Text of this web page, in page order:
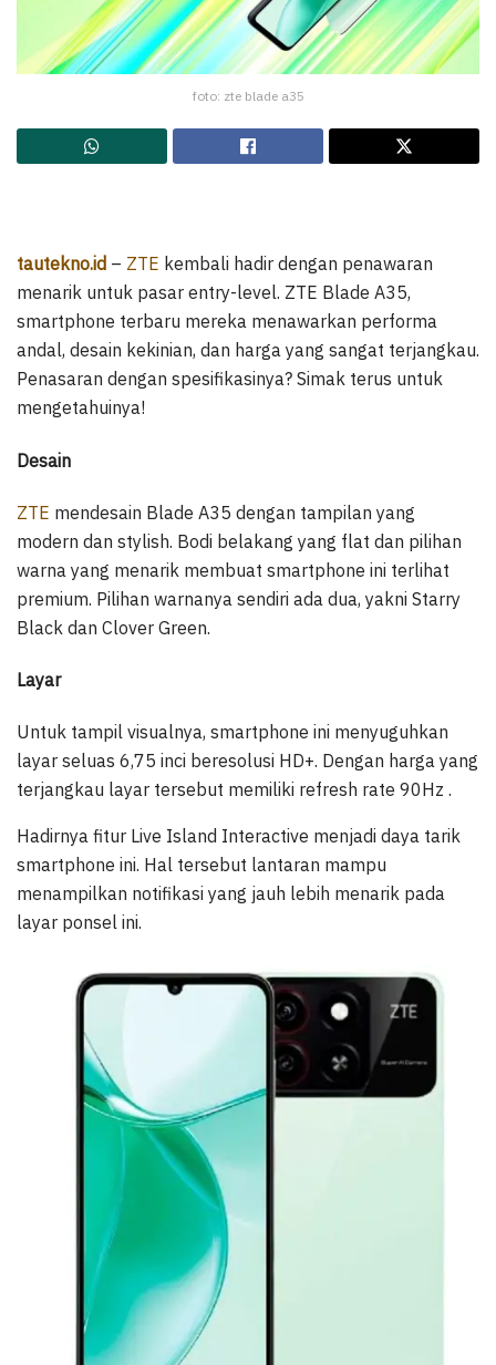
foto: zte blade a35
tautekno.id – ZTE kembali hadir dengan penawaran
menarik untuk pasar entry-level. ZTE Blade A35,
smartphone terbaru mereka menawarkan performa
andal, desain kekinian, dan harga yang sangat terjangkau.
Penasaran dengan spesifikasinya? Simak terus untuk
mengetahuinya!
Desain
ZTE mendesain Blade A35 dengan tampilan yang
modern dan stylish. Bodi belakang yang flat dan pilihan
warna yang menarik membuat smartphone ini terlihat
premium. Pilihan warnanya sendiri ada dua, yakni Starry
Black dan Clover Green.
Layar
Untuk tampil visualnya, smartphone ini menyuguhkan
layar seluas 6,75 inci beresolusi HD+. Dengan harga yang
terjangkau layar tersebut memiliki refresh rate 90Hz .
Hadirnya fitur Live Island Interactive menjadi daya tarik
smartphone ini. Hal tersebut lantaran mampu
menampilkan notifikasi yang jauh lebih menarik pada
layar ponsel ini.